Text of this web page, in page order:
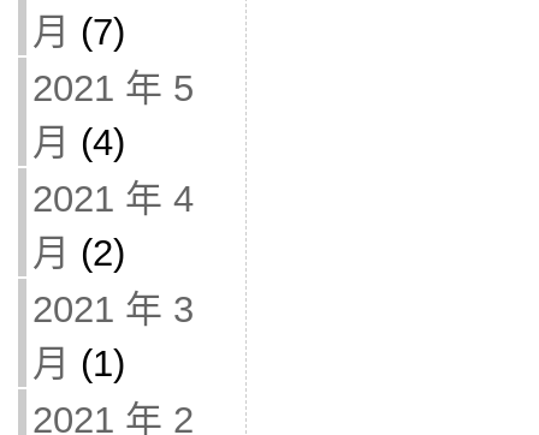
月 (7)
2021 年 5
月 (4)
2021 年 4
月 (2)
2021 年 3
月 (1)
2021 年 2